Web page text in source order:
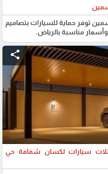
توفر حماية للسيارات بتصاميم
مناسبة بالرياض.
share
سيارات لكسان شفافة حي